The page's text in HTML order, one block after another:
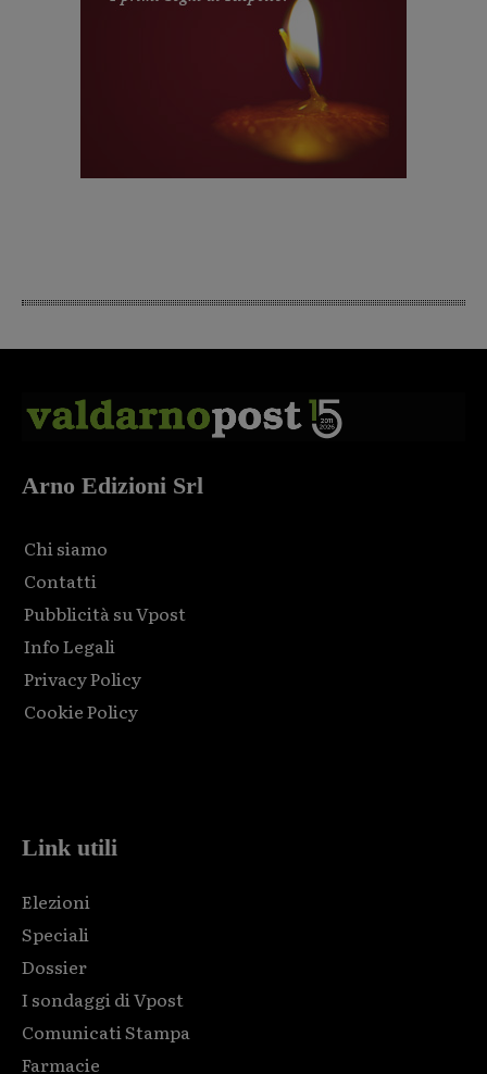
Arno Edizioni Srl
Chi siamo
Contatti
Pubblicità su Vpost
Info Legali
Privacy Policy
Cookie Policy
Link utili
Elezioni
Speciali
Dossier
I sondaggi di Vpost
Comunicati Stampa
Farmacie